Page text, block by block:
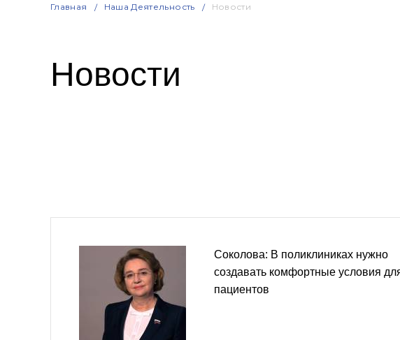
Главная Наша Деятельность Новости
Новости
Соколова: В поликлиниках нужно
создавать комфортные условия
пациентов